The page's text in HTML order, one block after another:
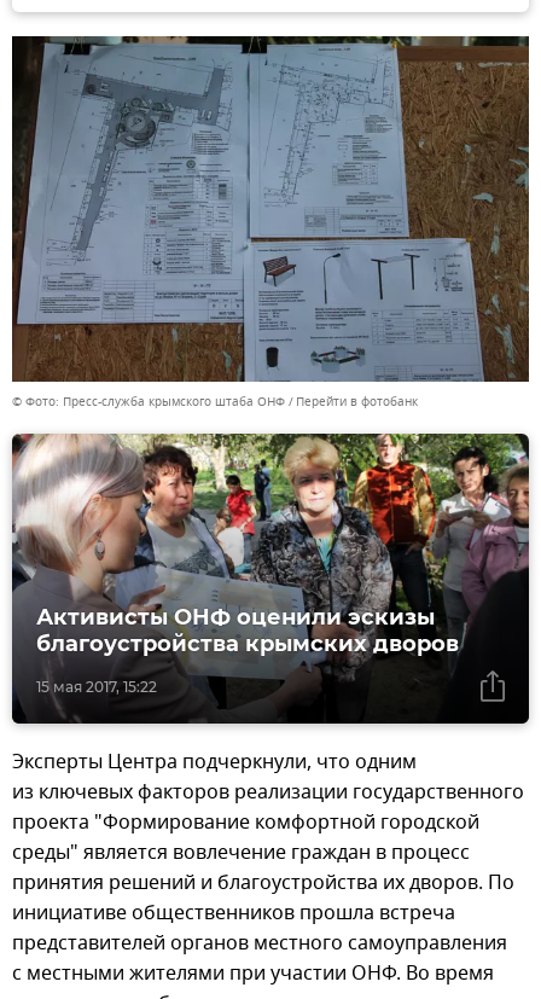
© Фото: Пресс-служба крымского штаба ОНФ Перейти в фотобанк
15 мая 2017, 15:22
Активисты ОНФ оценили эскизы
благоустройства крымских дворов
Эксперты Центра подчеркнули, что одним
из ключевых факторов реализации государственного
проекта "Формирование комфортной городской
среды" является вовлечение граждан в процесс
принятия решений и благоустройства их дворов. По
инициативе общественников прошла встреча
представителей органов местного самоуправления
с местными жителями при участии ОНФ. Во время